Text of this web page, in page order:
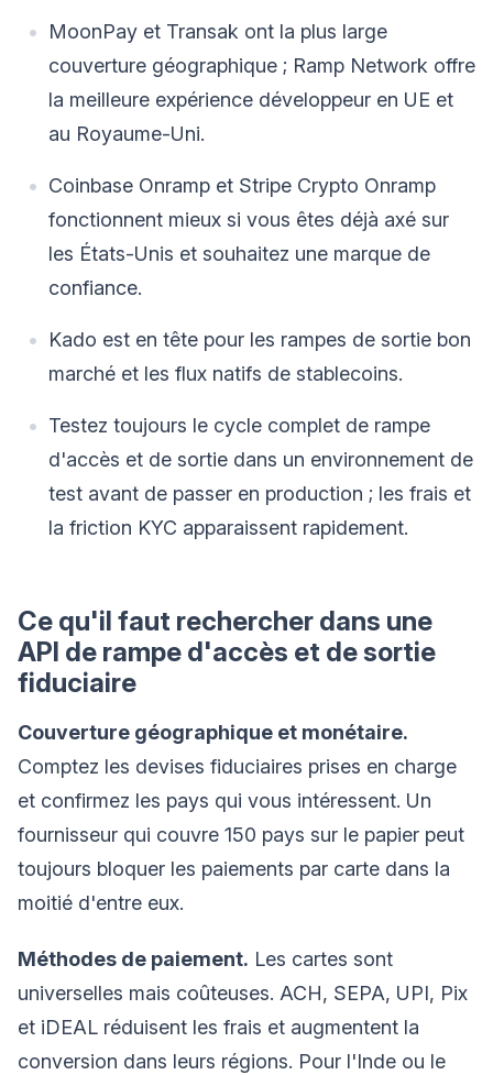
MoonPay et Transak ont la plus large
couverture géographique ; Ramp Network offre
la meilleure expérience développeur en UE et
au Royaume-Uni.
Coinbase Onramp et Stripe Crypto Onramp
fonctionnent mieux si vous êtes déjà axé sur
les États-Unis et souhaitez une marque de
confiance.
Kado est en tête pour les rampes de sortie bon
marché et les flux natifs de stablecoins.
Testez toujours le cycle complet de rampe
d'accès et de sortie dans un environnement de
test avant de passer en production ; les frais et
la friction KYC apparaissent rapidement.
Ce qu'il faut rechercher dans une
API de rampe d'accès et de sortie
fiduciaire
Couverture géographique et monétaire.
Comptez les devises fiduciaires prises en charge
et confirmez les pays qui vous intéressent. Un
fournisseur qui couvre 150 pays sur le papier peut
toujours bloquer les paiements par carte dans la
moitié d'entre eux.
Méthodes de paiement. Les cartes sont
universelles mais coûteuses. ACH, SEPA, UPI, Pix
et iDEAL réduisent les frais et augmentent la
conversion dans leurs régions. Pour l'Inde ou le